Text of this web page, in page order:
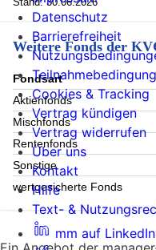
Weitere Fonds der
Fondsart
Aktienfonds
Mischfonds
Rentenfonds
Sonstige
wertgesicherte Fonds
Datenschutz
Barrierefreiheit
Cookies & Tracking
Vertrag kündigen
Vertrag widerrufen
Über uns
Kontakt
Hilfe
Text- &
mm auf LinkedIn